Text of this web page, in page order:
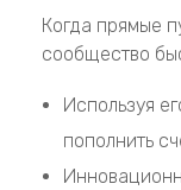
Когда прямые
сообщество
Используя
пополнить